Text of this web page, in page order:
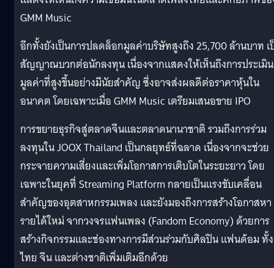
GMM Music
อีกทั้งยังเป็นการปลดล็อกมูลค่าบริษัทสูงถึง 25,700 ล้านบาท เ
สัญญาณบวกต่อนักลงทุน เนื่องจากแสดงให้เห็นถึงการประเมิน
มูลค่าที่สูงขึ้นอย่างมีนัยสำคัญ ซึ่งอาจส่งผลดีต่อราคาหุ้นใน
อนาคต โดยเฉพาะเมื่อ GMM Music เตรียมเสนอขาย IPO
การขยายธุรกิจสู่ตลาดจีนและตลาดนานาชาติ รวมถึงการร่วม
ลงทุนใน JOOX Thailand เป็นกลยุทธ์ที่ฉลาด เนื่องจากจะช่วย
กระจายความเสี่ยงและเพิ่มโอกาสการเติบโตในระยะยาว โดย
เฉพาะในยุคที่ Streaming Platform กลายเป็นแรงขับเคลื่อน
สำคัญของอุตสาหกรรมเพลง และยังมองถึงการสร้างโอกาสหา
รายได้ใหม่ จากวงจรแฟนเพลง (Fandom Economy) ด้วยการ
สร้างกิจกรรมและช่องทางการมีส่วนร่วมกับศิลปิน แฟนด้อม ทั้ง
ไทย จีน และต่างชาติเพิ่มเติมอีกด้วย